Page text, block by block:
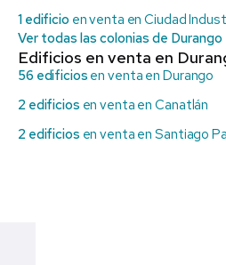
1 edificio en venta en Ciudad
Ver todas las colonias de
Edificios en venta en
56 edificios en venta en Durango
2 edificios en venta en Canatlán
2 edificios en venta en Santiago